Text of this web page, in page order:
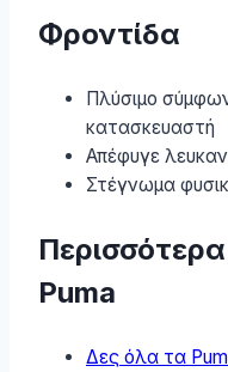
Φροντίδα
Πλύσιμο
κατασκευαστή
Απέφυγε
Στέγνωμα
Puma
Δες όλα τα